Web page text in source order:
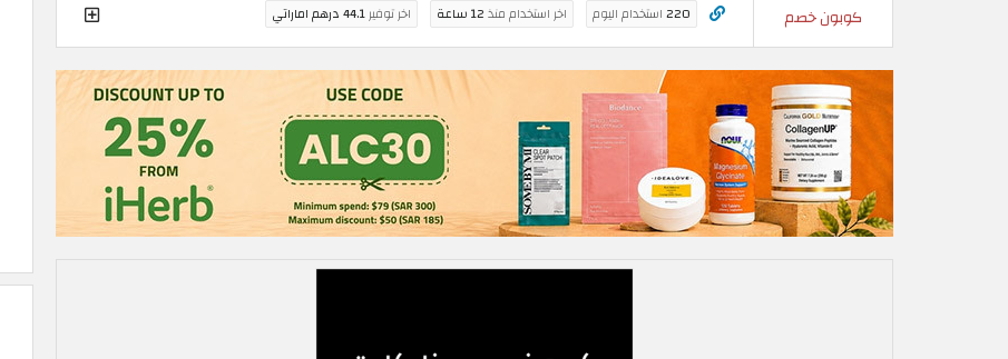
كوبون خصم 220استخدام اليوم اخر استخدام منذ12 ساعة اخر توفير44.1 درهم اماراتي